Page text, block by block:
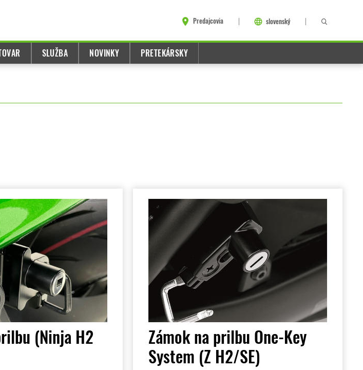
Predajcovia slovenský
SLUŽBA NOVINKY PRETEKÁRSKY
(Ninja H2
Zámok na prilbu One-Key
System (Z H2/SE)